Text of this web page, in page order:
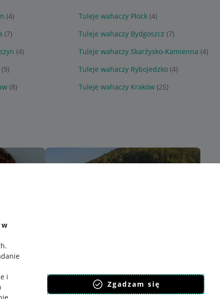
w
.
i
Zgadzam się
(4) Tuleje wahaczy Płock (4)
(7) Tuleje wahaczy Bydgoszcz (7)
(4) Tuleje wahaczy Skarżysko-Kamienna (4)
(9) Tuleje wahaczy Rybojedzko (4)
(8) Tuleje wahaczy Kraków (25)